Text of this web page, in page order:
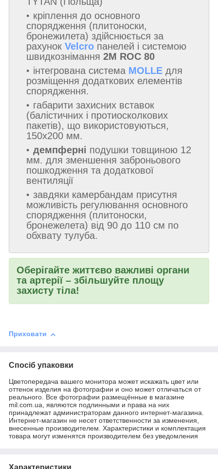
кріплення до основного
спорядження (плитоноски,
бронежилета) здійснюється за
рахунок Velcro панелей і системою
швидкознімання 2M ROC 80
інтегрована система MOLLE для
розміщення додаткових елементів
спорядження.
габарити захисних вставок
(балістичних і протиосколкових
пакетів), що використовуються,
150х200 мм.
демпферні подушки товщиною 12
мм. для зменшення заброньового
пошкодження та додаткової
вентиляції
завдяки камербандам присутня
можливість регулювання основного
спорядження (плитоноски,
бронежелета) від 90 до 110 см по
обхвату тулуба.
Оберігайте життєво важливі органи
та артерії – збільшуйте площу
захисту тіла!
Приховати
Спосіб упаковки
Цветопередача вашего монитора может искажать цвет или
оттенок изделия на фотографии и оно может отличаться от
реального. Все фотографии размещённые в магазине
mil.com.ua, являются подлинными и права на них
принадлежат администраторам данного интернет-магазина.
Интернет-магазин не несет ответственности за изменения,
внесенные производителем. Характеристики и комплектация
товара могут изменятся производителем без уведомления